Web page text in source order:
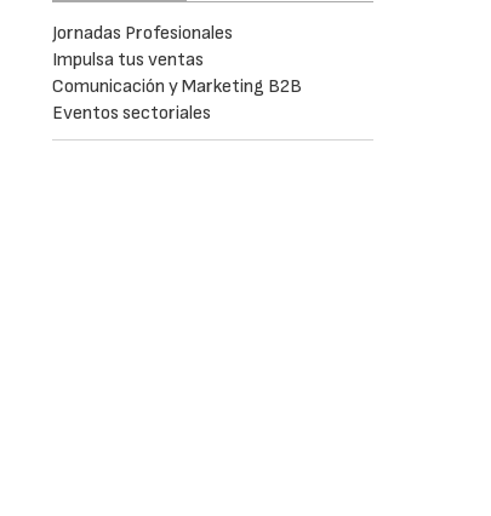
Jornadas Profesionales
Impulsa tus ventas
Comunicación y Marketing B2B
Eventos sectoriales